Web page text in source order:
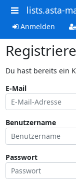
lists.asta-
Anmelden
Du hast bereits ein
E-Mail
Benutzername
Passwort